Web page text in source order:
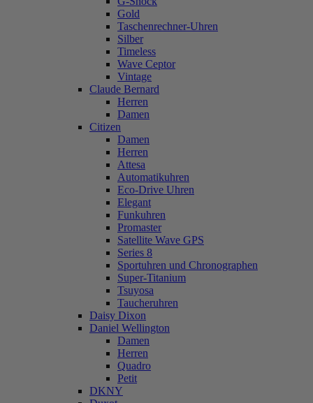
Gold
Taschenrechner-Uhren
Silber
Timeless
Wave Ceptor
Vintage
Claude Bernard
Herren
Damen
Citizen
Damen
Herren
Attesa
Automatikuhren
Eco-Drive Uhren
Elegant
Funkuhren
Promaster
Satellite Wave GPS
Series 8
Sportuhren und Chronographen
Super-Titanium
Tsuyosa
Taucheruhren
Daisy Dixon
Daniel Wellington
Damen
Herren
Quadro
Petit
DKNY